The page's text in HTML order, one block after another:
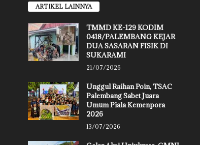
ARTIKEL LAINNYA
TMMD KE-129 KODIM
0418/PALEMBANG KEJAR
DUA SASARAN FISIK DI
SUKARAMI
21/07/2026
Unggul Raihan Poin, TSAC
Palembang Sabet Juara
Umum Piala Kemenpora
2026
13/07/2026